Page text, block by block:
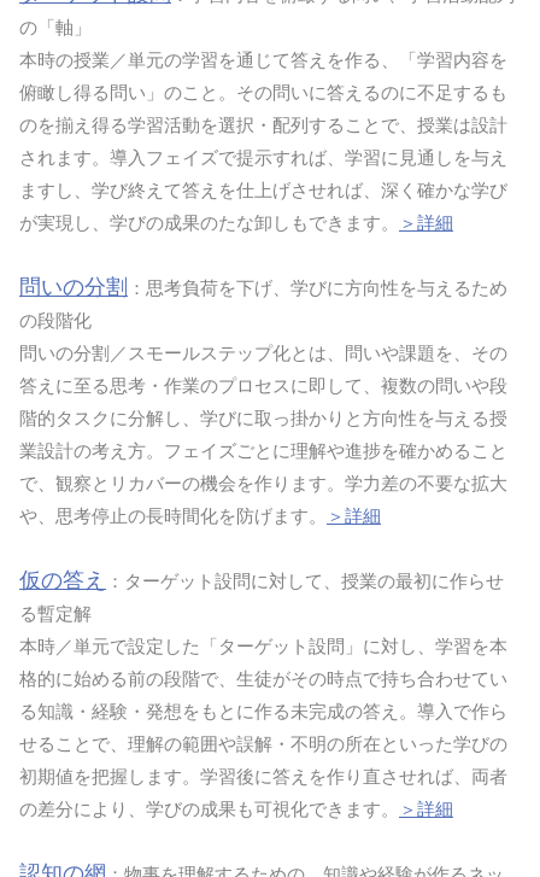
の「軸」
本時の授業／単元の学習を通じて答えを作る、「学習内容を
俯瞰し得る問い」のこと。その問いに答えるのに不足するも
のを揃え得る学習活動を選択・配列することで、授業は設計
されます。導入フェイズで提示すれば、学習に見通しを与え
ますし、学び終えて答えを仕上げさせれば、深く確かな学び
が実現し、学びの成果のたな卸しもできます。
＞詳細
問いの分割 ：思考負荷を下げ、学びに方向性を与えるため
の段階化
問いの分割／スモールステップ化とは、問いや課題を、その
答えに至る思考・作業のプロセスに即して、複数の問いや段
階的タスクに分解し、学びに取っ掛かりと方向性を与える授
業設計の考え方。フェイズごとに理解や進捗を確かめること
で、観察とリカバーの機会を作ります。学力差の不要な拡大
や、思考停止の長時間化を防げます。
＞詳細
仮の答え
：ターゲット設問に対して、授業の最初に作らせ
る暫定解
本時／単元で設定した「ターゲット設問」に対し、学習を本
格的に始める前の段階で、生徒がその時点で持ち合わせてい
る知識・経験・発想をもとに作る未完成の答え。導入で作ら
せることで、理解の範囲や誤解・不明の所在といった学びの
初期値を把握します。学習後に答えを作り直させれば、両者
の差分により、学びの成果も可視化できます。
＞詳細